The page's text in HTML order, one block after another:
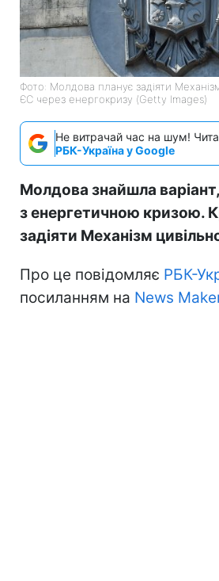
Фото: Молдова планує задіяти
ЄС через енергокризу (Getty Images)
Не витрачай час на шум!
РБК-Україна у Google
Молдова знайшла
з енергетичною кризою.
задіяти Механізм
Про це повідомляє РБК-
посиланням на News